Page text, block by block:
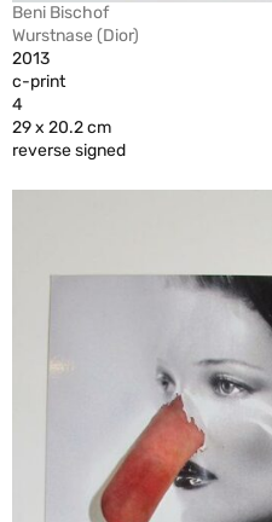
Beni Bischof
Wurstnase (Dior)
2013
c-print
4
29 x 20.2 cm
reverse signed